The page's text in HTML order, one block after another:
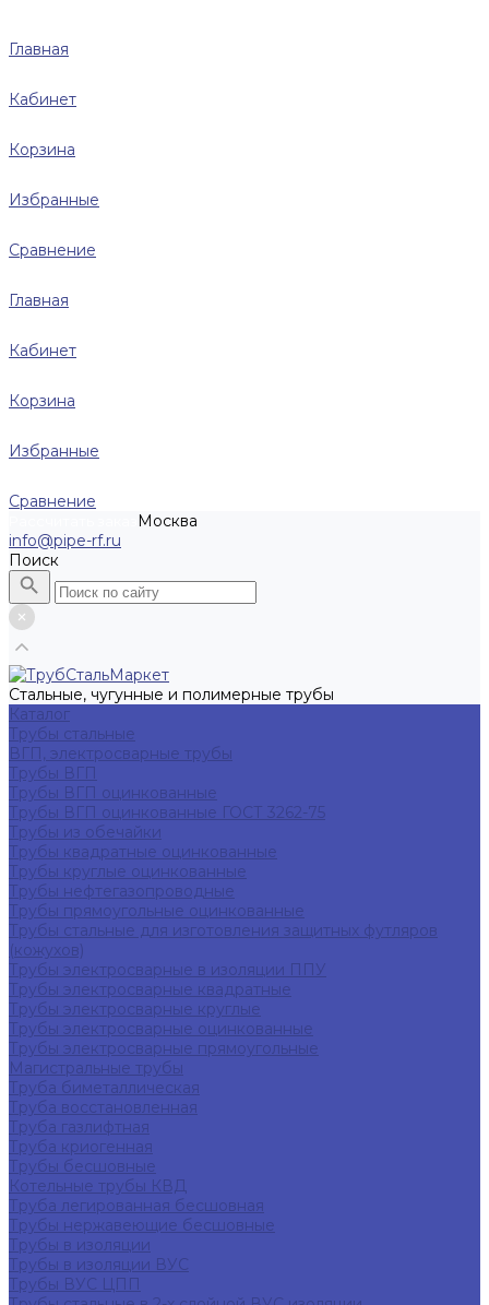
Главная
Кабинет
Корзина
Избранные
Сравнение
Главная
Кабинет
Корзина
Избранные
Сравнение
Москва
info@pipe-rf.ru
Поиск
Стальные, чугунные и полимерные трубы
Каталог
Трубы стальные
ВГП, электросварные трубы
Трубы ВГП
Трубы ВГП оцинкованные
Трубы ВГП оцинкованные ГОСТ 3262-75
Трубы из обечайки
Трубы квадратные оцинкованные
Трубы круглые оцинкованные
Трубы нефтегазопроводные
Трубы прямоугольные оцинкованные
Трубы стальные для изготовления защитных футляров
(кожухов)
Трубы электросварные в изоляции ППУ
Трубы электросварные квадратные
Трубы электросварные круглые
Трубы электросварные оцинкованные
Трубы электросварные прямоугольные
Магистральные трубы
Труба биметаллическая
Труба восстановленная
Труба газлифтная
Труба криогенная
Трубы бесшовные
Котельные трубы КВД
Труба легированная бесшовная
Трубы нержавеющие бесшовные
Трубы в изоляции
Трубы в изоляции ВУС
Трубы ВУС ЦПП